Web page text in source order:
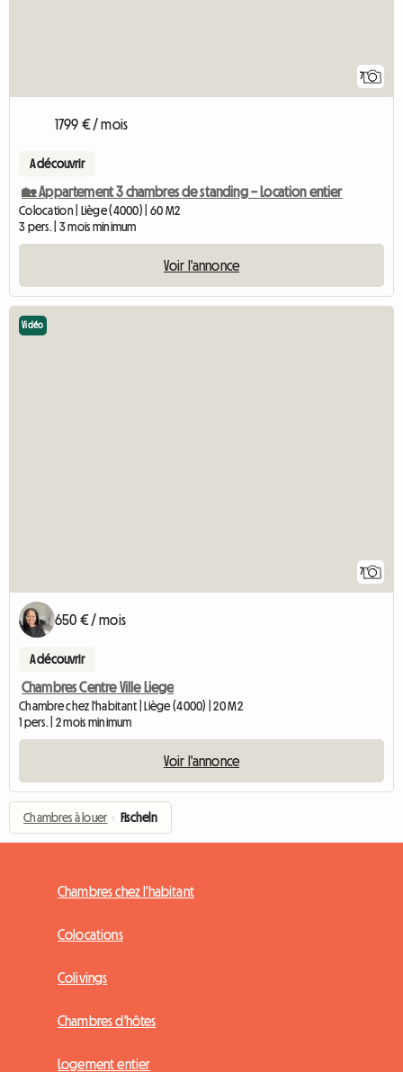
7
1799 € / mois
A découvrir
🏡 Appartement 3 chambres de standing – Location entier
Colocation | Liège (4000) | 60 M2
3 pers. | 3 mois minimum
Voir l'annonce
7
Vidéo
650 € / mois
A découvrir
Chambres Centre Ville Liege
Chambre chez l'habitant | Liège (4000) | 20 M2
1 pers. | 2 mois minimum
Voir l'annonce
Chambres à louer › Fischeln
Chambres chez l'habitant
Colocations
Colivings
Chambres d'hôtes
Logement entier